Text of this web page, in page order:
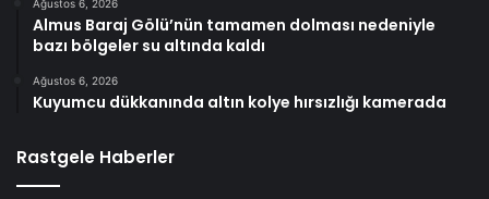
Ağustos 6, 2026
Almus Baraj Gölü’nün tamamen dolması nedeniyle
bazı bölgeler su altında kaldı
Ağustos 6, 2026
Kuyumcu dükkanında altın kolye hırsızlığı kamerada
Rastgele Haberler